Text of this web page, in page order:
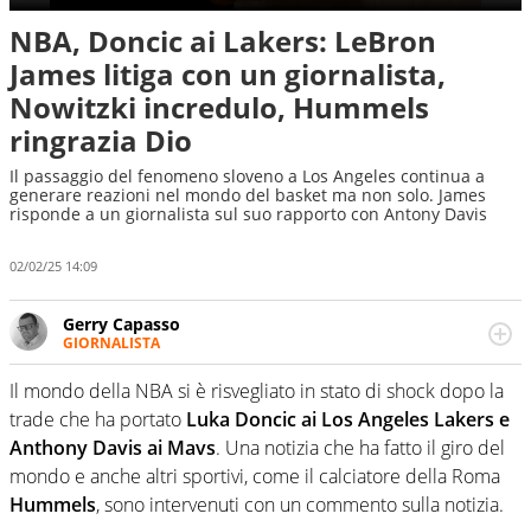
NBA, Doncic ai Lakers: LeBron
James litiga con un giornalista,
Nowitzki incredulo, Hummels
ringrazia Dio
Il passaggio del fenomeno sloveno a Los Angeles continua a
generare reazioni nel mondo del basket ma non solo. James
risponde a un giornalista sul suo rapporto con Antony Davis
02/02/25 14:09
Gerry Capasso
GIORNALISTA
Per lui gli sport americani non hanno segreti: basket,
football, baseball e la capacità innata di trovare la notizia
dove altri non vedono granché
Il mondo della NBA si è risvegliato in stato di shock dopo la
trade che ha portato Luka Doncic ai Los Angeles Lakers e
Anthony Davis ai Mavs. Una notizia che ha fatto il giro del
mondo e anche altri sportivi, come il calciatore della Roma
Hummels, sono intervenuti con un commento sulla notizia.